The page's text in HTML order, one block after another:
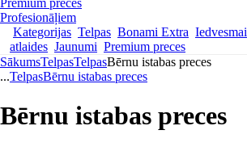
Premium preces
Profesionāļiem
Kategorijas Telpas Bonami Extra Iedvesmai
atlaides Jaunumi Premium preces
SākumsTelpasTelpasBērnu istabas preces
...TelpasBērnu istabas preces
Bērnu istabas preces